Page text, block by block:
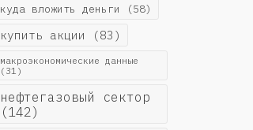
куда вложить деньги (58)
купить акции (83)
макроэкономические данные
(31)
нефтегазовый сектор
(142)